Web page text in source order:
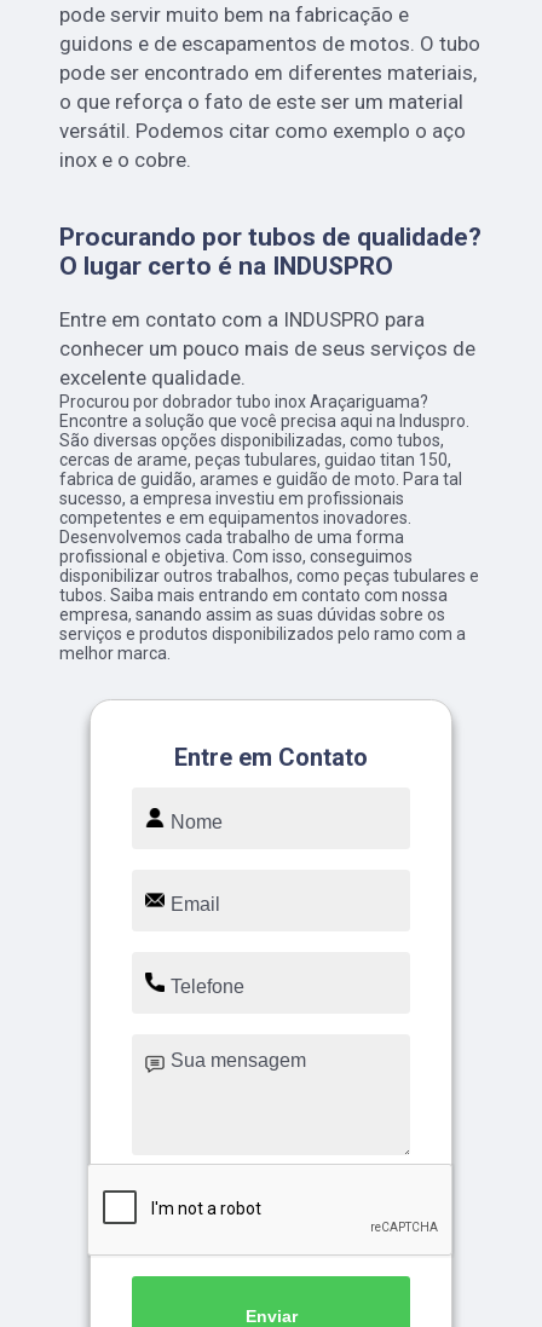
pode servir muito bem na fabricação e
guidons e de escapamentos de motos. O tubo
pode ser encontrado em diferentes materiais,
o que reforça o fato de este ser um material
versátil. Podemos citar como exemplo o aço
inox e o cobre.
Procurando por tubos de qualidade?
O lugar certo é na INDUSPRO
Entre em contato com a INDUSPRO para
conhecer um pouco mais de seus serviços de
excelente qualidade.
Procurou por dobrador tubo inox Araçariguama?
Encontre a solução que você precisa aqui na Induspro.
São diversas opções disponibilizadas, como tubos,
cercas de arame, peças tubulares, guidao titan 150,
fabrica de guidão, arames e guidão de moto. Para tal
sucesso, a empresa investiu em profissionais
competentes e em equipamentos inovadores.
Desenvolvemos cada trabalho de uma forma
profissional e objetiva. Com isso, conseguimos
disponibilizar outros trabalhos, como peças tubulares e
tubos. Saiba mais entrando em contato com nossa
empresa, sanando assim as suas dúvidas sobre os
serviços e produtos disponibilizados pelo ramo com a
melhor marca.
Entre em Contato
Enviar